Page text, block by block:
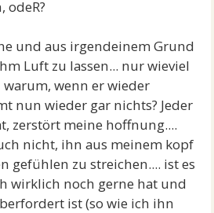
odeR?
und aus irgendeinem Grund
Luft zu lassen... nur wieviel
wenn er wieder
nun wieder gar nichts? Jeder
zerstört meine hoffnung....
nicht, ihn aus meinem kopf
gefühlen zu streichen.... ist es
wirklich noch gerne hat und
ist (so wie ich ihn